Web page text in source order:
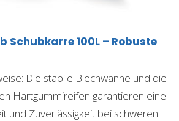
Schubkarre 100L – Robuste
Die stabile Blechwanne und die
Hartgummireifen garantieren eine
und Zuverlässigkeit bei schweren